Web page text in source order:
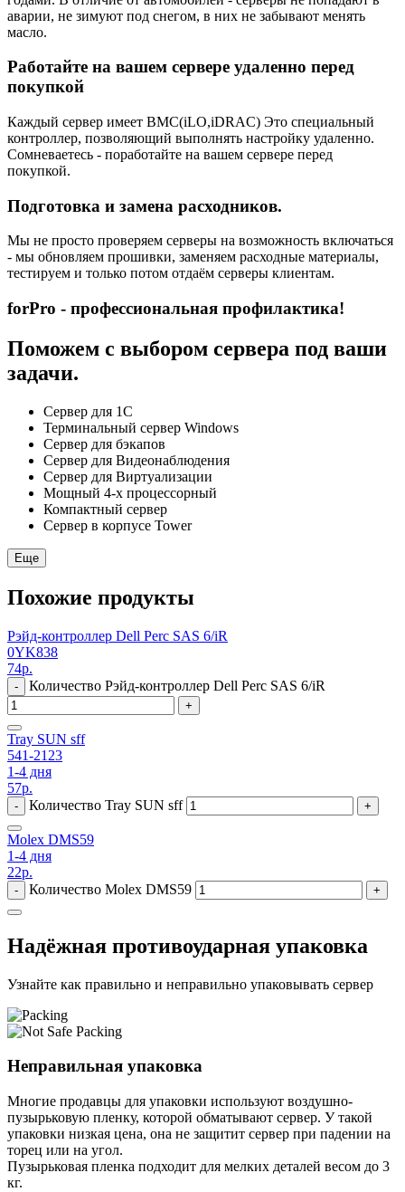
аварии, не зимуют под снегом, в них не забывают менять
масло.
Работайте на вашем сервере удаленно перед
покупкой
Каждый сервер имеет BMC(iLO,iDRAC) Это специальный
контроллер, позволяющий выполнять настройку удаленно.
Сомневаетесь - поработайте на вашем сервере перед
покупкой.
Подготовка и замена расходников.
Мы не просто проверяем серверы на возможность включаться
- мы обновляем прошивки, заменяем расходные материалы,
тестируем и только потом отдаём серверы клиентам.
forPro - профессиональная профилактика!
Поможем с выбором сервера под ваши
задачи.
Сервер для 1С
Терминальный сервер Windows
Сервер для бэкапов
Сервер для Видеонаблюдения
Сервер для Виртуализации
Мощный 4-х процессорный
Компактный сервер
Сервер в корпусе Tower
Еще
Похожие продукты
Рэйд-контроллер Dell Perc SAS 6/iR
0YK838
74р.
- Количество Рэйд-контроллер Dell Perc SAS 6/iR
+
Tray SUN sff
541-2123
1-4 дня
57р.
- Количество Tray SUN sff +
Molex DMS59
1-4 дня
22р.
- Количество Molex DMS59 +
Надёжная противоударная упаковка
Узнайте как правильно и неправильно упаковывать сервер
Неправильная упаковка
Многие продавцы для упаковки используют воздушно-
пузырьковую пленку, которой обматывают сервер. У такой
упаковки низкая цена, она не защитит сервер при падении на
торец или на угол.
Пузырьковая пленка подходит для мелких деталей весом до 3
кг.